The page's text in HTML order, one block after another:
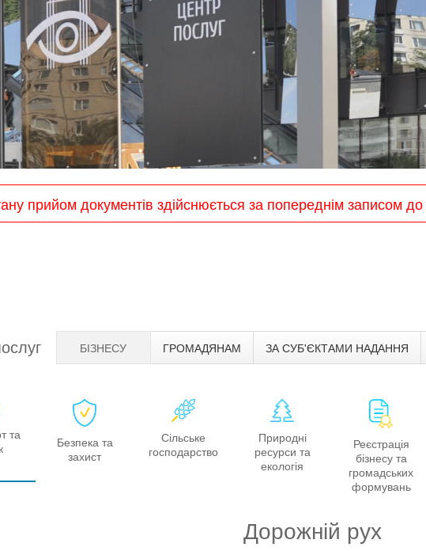
прийом документів здійснюється за попереднім записом до
БІЗНЕСУ ГРОМАДЯНАМ ЗА СУБ'ЄКТАМИ НАДАННЯ
та
Безпека та
захист
Сільське
господарство
Природні
ресурси та
екологія
Реєстрація
бізнесу та
громадських
формувань
Дорожній рух